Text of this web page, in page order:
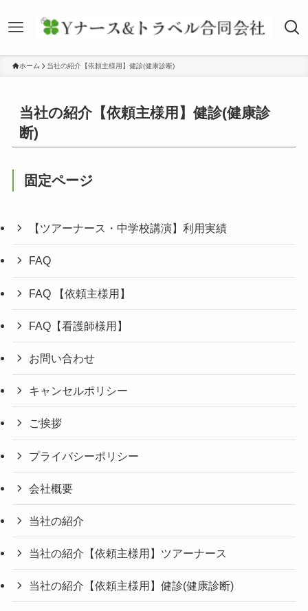
ホーム 当社の紹介【依頼主様用】健診(健康診断)
当社の紹介【依頼主様用】健診(健康診
断)
固定ページ
【ツアーナース・中学校講演】利用実績
FAQ
FAQ 【依頼主様用】
FAQ【看護師様用】
お問い合わせ
キャンセルポリシー
ご挨拶
プライバシーポリシー
会社概要
当社の紹介
当社の紹介【依頼主様用】ツアーナース
当社の紹介【依頼主様用】健診(健康診断)